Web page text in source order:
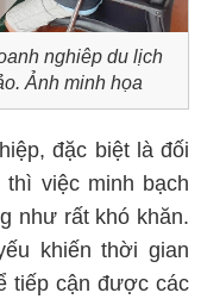
nghiêp du lịch
Ảnh minh họa
đặc biệt là đối
việc minh bạch
như rất khó khăn.
khiến thời gian
tiếp cận được các